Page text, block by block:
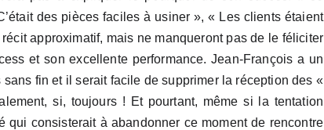
des pièces faciles à usiner », « Les clients étaient
approximatif, mais ne manqueront pas de le féliciter
et son excellente performance. Jean-François a un
fin et il serait facile de supprimer la réception des «
si, toujours ! Et pourtant, même si la tentation
consisterait à abandonner ce moment de rencontre